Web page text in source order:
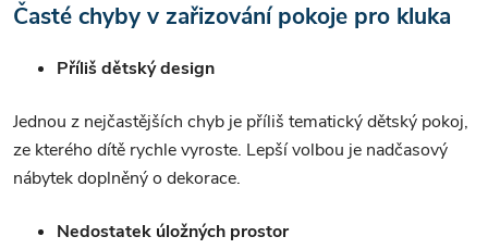
Časté chyby v zařizování pokoje pro kluka
Příliš dětský design
Jednou z nejčastějších chyb je příliš tematický dětský pokoj,
ze kterého dítě rychle vyroste. Lepší volbou je nadčasový
nábytek doplněný o dekorace.
Nedostatek úložných prostor